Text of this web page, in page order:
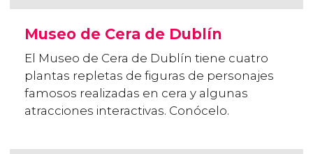
Museo de Cera de Dublín
El Museo de Cera de Dublín tiene cuatro
plantas repletas de figuras de personajes
famosos realizadas en cera y algunas
atracciones interactivas. Conócelo.